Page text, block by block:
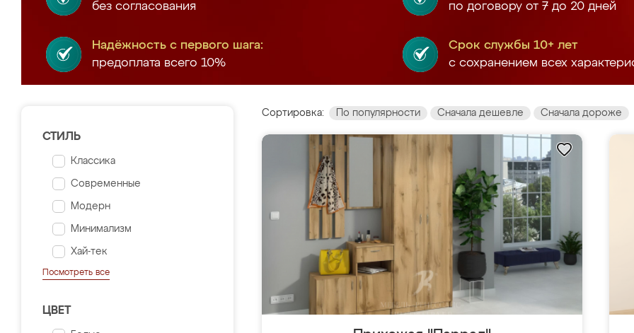
без согласования
по договору от 7 до 20 дней
Надёжность с первого шага:
предоплата всего 10%
Срок службы 10+ лет
с сохранением всех
СТИЛЬ
Классика
Современные
Модерн
Минимализм
Хай-тек
Посмотреть все
ЦВЕТ
Сортировка: По популярности Сначала дешевле Сначала дороже